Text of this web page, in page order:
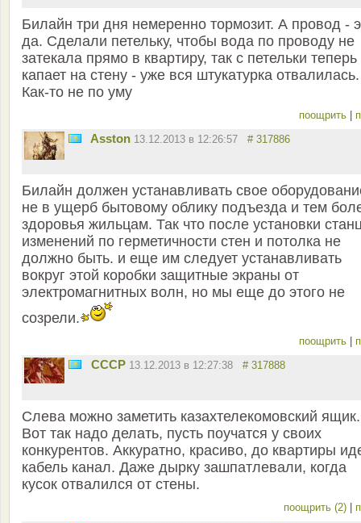
Билайн три дня немеренно тормозит. А провод -
да. Сделали петельку, чтобы вода по проводу не
затекала прямо в квартиру, так с петельки теперь
капает на стену - уже вся штукатурка отвалилась.
Как-то не по уму
поощрить
Asston 13.12.2013 в 12:26:57 # 317886
Билайн должен устанавливать свое
не в ущерб бытовому облику подъезда и тем
здоровья жильцам. Так что после установки
изменений по герметичности стен и потолка не
должно быть. и еще им следует устанавливать
вокруг этой коробки защитные экраны от
электромагнитных волн, но мы еще до этого не
созрели.
поощрить
СССР 13.12.2013 в 12:27:38 # 317888
Слева можно заметить казахтелекомовский ящик.
Вот так надо делать, пусть поучатся у своих
конкурентов. Аккуратно, красиво, до квартиры
кабель канал. Даже дырку зашпатлевали, когда
кусок отвалился от стены.
поощрить (2)